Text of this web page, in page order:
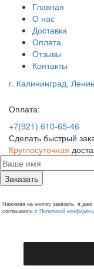
Главная
О нас
Доставка
Оплата
Отзывы
Контакты
г. Калининград,
Оплата:
+7(921) 610-65-46
Сделать быстрый
Круглосуточная
Заказать
Нажимая на кнопку заказать, я
соглашаюсь с Политикой